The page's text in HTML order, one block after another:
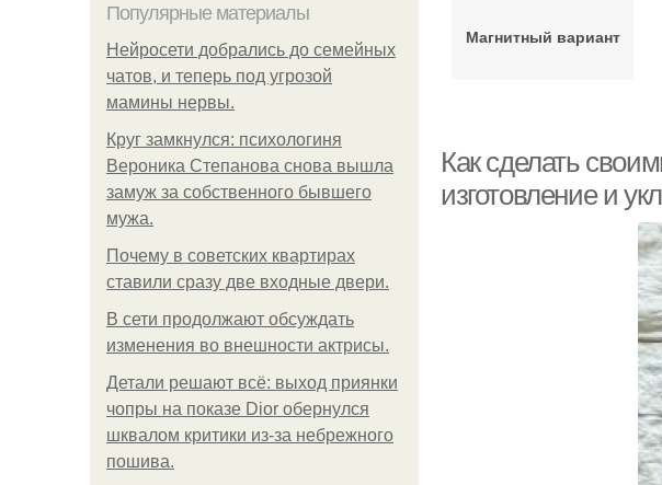
Популярные материалы
Нейросети добрались до семейных
чатов, и теперь под угрозой
мамины нервы.
Круг замкнулся: психологиня
Вероника Степанова снова вышла
замуж за собственного бывшего
мужа.
Почему в советских квартирах
ставили сразу две входные двери.
В сети продолжают обсуждать
изменения во внешности актрисы.
Детали решают всё: выход приянки
чопры на показе Dior обернулся
шквалом критики из-за небрежного
пошива.
Магнитный вариант
Как сделать
изготовление и